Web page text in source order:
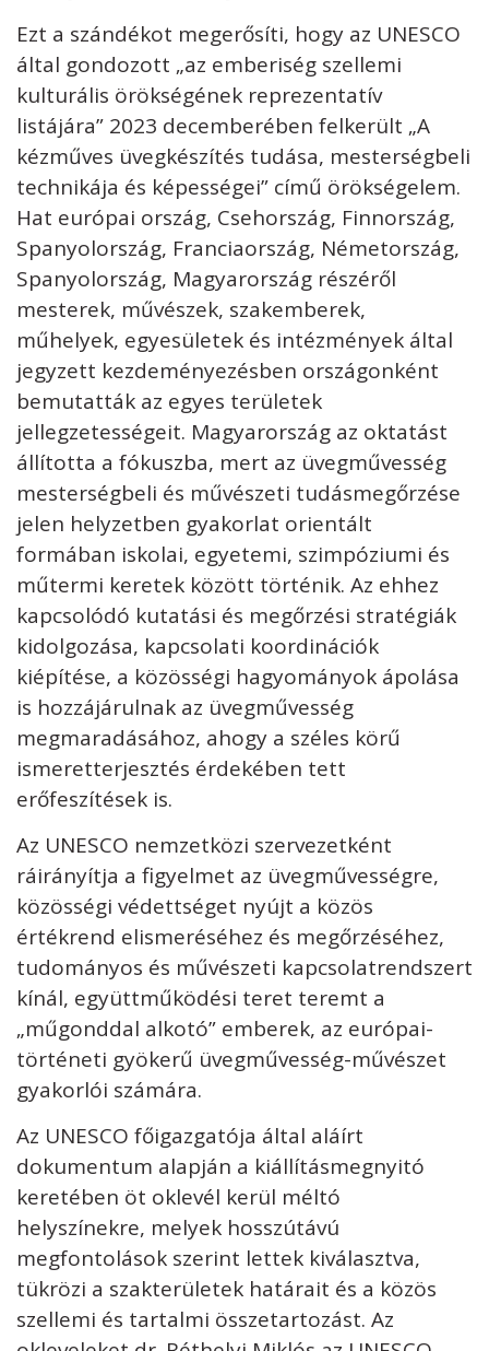
Ezt a szándékot megerősíti, hogy az UNESCO
által gondozott „az emberiség szellemi
kulturális örökségének reprezentatív
listájára” 2023 decemberében felkerült „A
kézműves üvegkészítés tudása, mesterségbeli
technikája és képességei” című örökségelem.
Hat európai ország, Csehország, Finnország,
Spanyolország, Franciaország, Németország,
Spanyolország, Magyarország részéről
mesterek, művészek, szakemberek,
műhelyek, egyesületek és intézmények által
jegyzett kezdeményezésben országonként
bemutatták az egyes területek
jellegzetességeit. Magyarország az oktatást
állította a fókuszba, mert az üvegművesség
mesterségbeli és művészeti tudásmegőrzése
jelen helyzetben gyakorlat orientált
formában iskolai, egyetemi, szimpóziumi és
műtermi keretek között történik. Az ehhez
kapcsolódó kutatási és megőrzési stratégiák
kidolgozása, kapcsolati koordinációk
kiépítése, a közösségi hagyományok ápolása
is hozzájárulnak az üvegművesség
megmaradásához, ahogy a széles körű
ismeretterjesztés érdekében tett
erőfeszítések is.
Az UNESCO nemzetközi szervezetként
ráirányítja a figyelmet az üvegművességre,
közösségi védettséget nyújt a közös
értékrend elismeréséhez és megőrzéséhez,
tudományos és művészeti kapcsolatrendszert
kínál, együttműködési teret teremt a
„műgonddal alkotó” emberek, az európai-
történeti gyökerű üvegművesség-művészet
gyakorlói számára.
Az UNESCO főigazgatója által aláírt
dokumentum alapján a kiállításmegnyitó
keretében öt oklevél kerül méltó
helyszínekre, melyek hosszútávú
megfontolások szerint lettek kiválasztva,
tükrözi a szakterületek határait és a közös
szellemi és tartalmi összetartozást. Az